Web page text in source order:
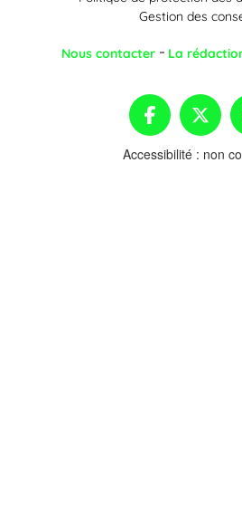
Gestion des
Nous contacter La
Accessibilité : non